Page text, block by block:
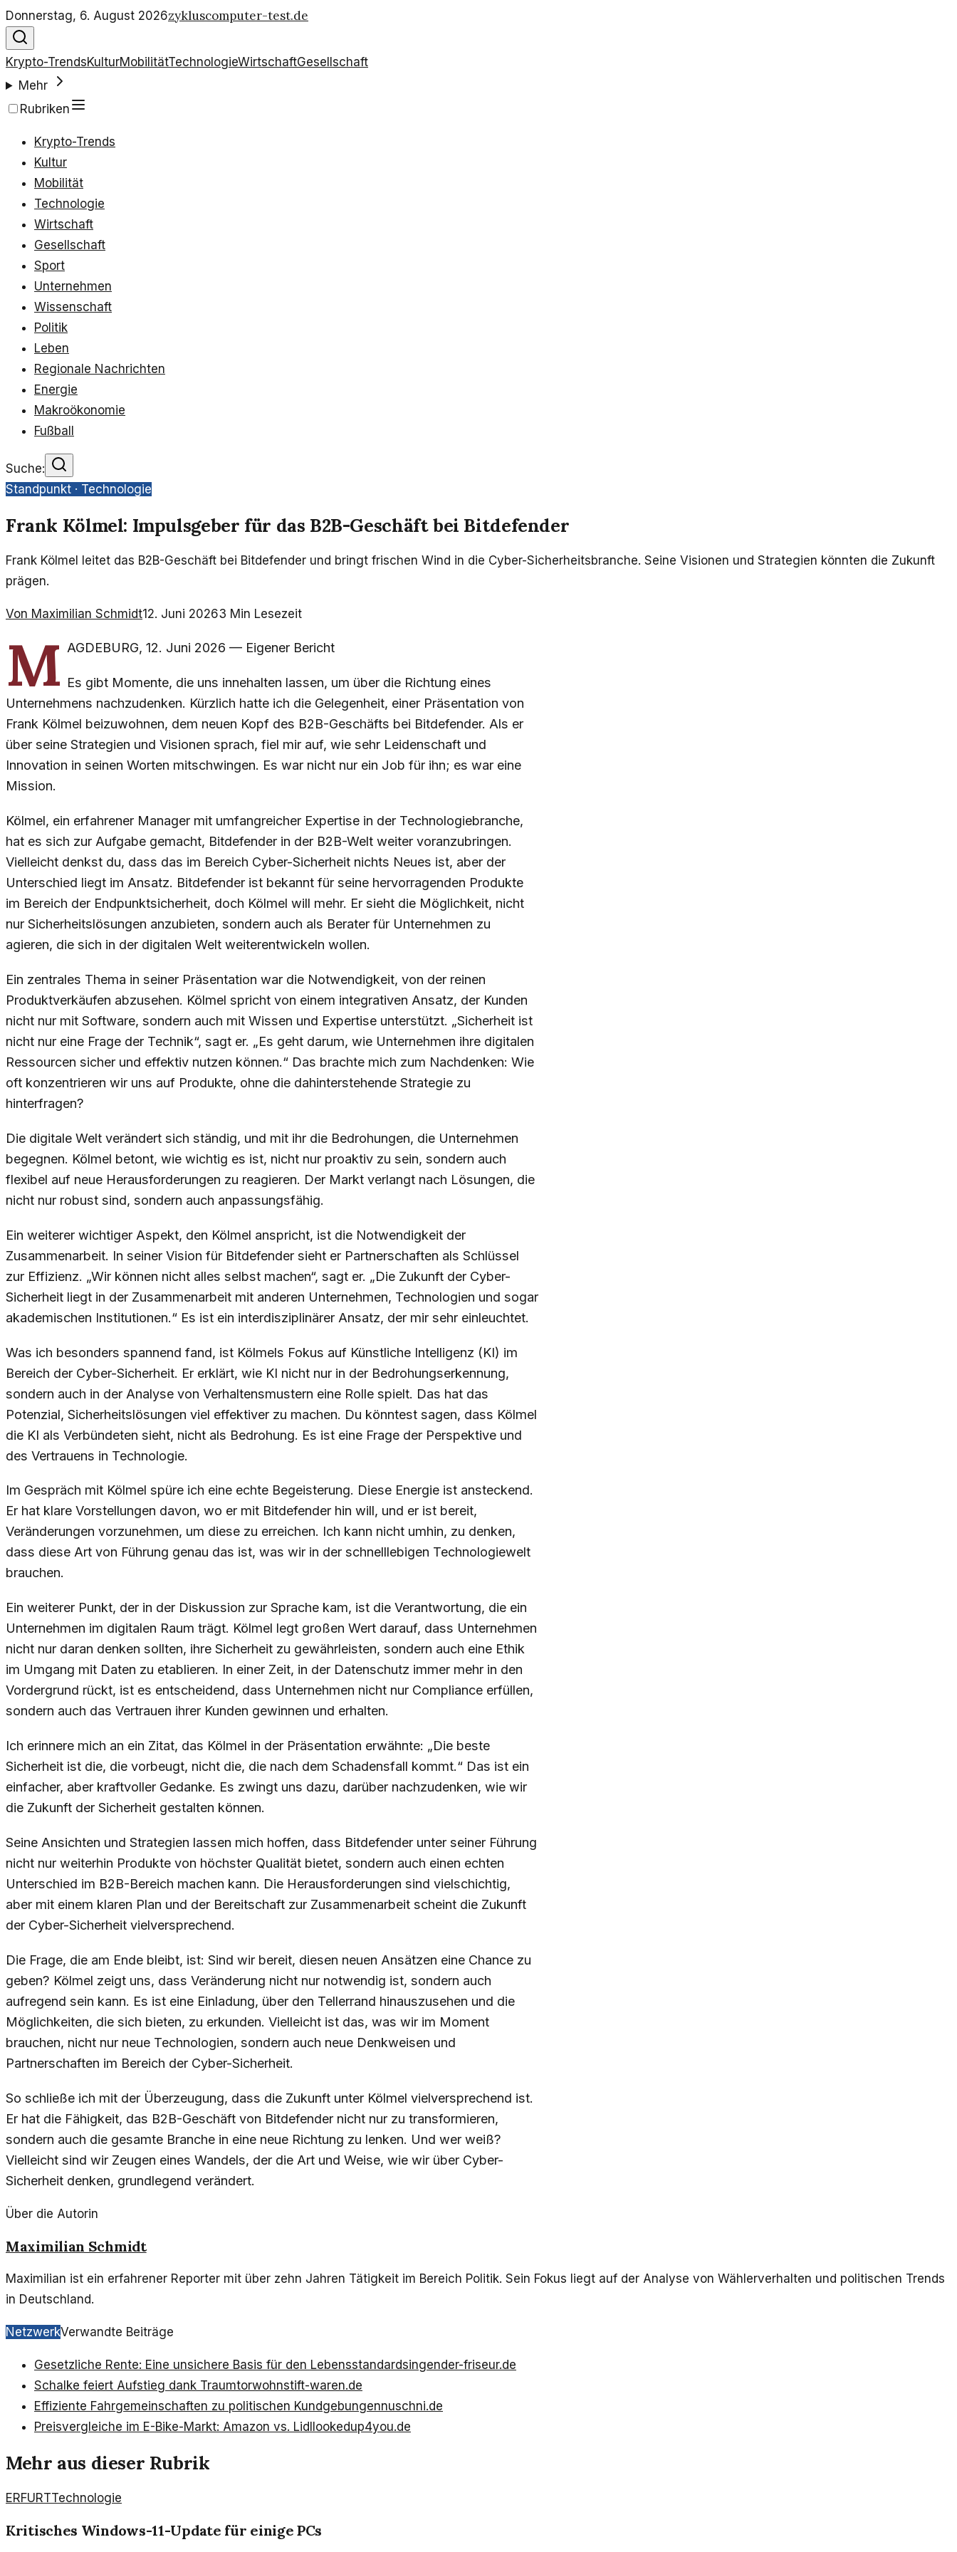
Donnerstag, 6. August 2026zykluscomputer-test.de
Krypto-TrendsKulturMobilitätTechnologieWirtschaftGesellschaft
Mehr
Rubriken
Krypto-Trends
Kultur
Mobilität
Technologie
Wirtschaft
Gesellschaft
Sport
Unternehmen
Wissenschaft
Politik
Leben
Regionale Nachrichten
Energie
Makroökonomie
Fußball
Suche:
Standpunkt · Technologie
Frank Kölmel: Impulsgeber für das B2B-Geschäft bei Bitdefender
Frank Kölmel leitet das B2B-Geschäft bei Bitdefender und bringt frischen Wind in die Cyber-Sicherheitsbranche. Seine Visionen und Strategien könnten die Zukunft
prägen.
Von Maximilian Schmidt12. Juni 20263 Min Lesezeit
M AGDEBURG, 12. Juni 2026 — Eigener Bericht
Es gibt Momente, die uns innehalten lassen, um über die Richtung eines
Unternehmens nachzudenken. Kürzlich hatte ich die Gelegenheit, einer Präsentation von
Frank Kölmel beizuwohnen, dem neuen Kopf des B2B-Geschäfts bei Bitdefender. Als er
über seine Strategien und Visionen sprach, fiel mir auf, wie sehr Leidenschaft und
Innovation in seinen Worten mitschwingen. Es war nicht nur ein Job für ihn; es war eine
Mission.
Kölmel, ein erfahrener Manager mit umfangreicher Expertise in der Technologiebranche,
hat es sich zur Aufgabe gemacht, Bitdefender in der B2B-Welt weiter voranzubringen.
Vielleicht denkst du, dass das im Bereich Cyber-Sicherheit nichts Neues ist, aber der
Unterschied liegt im Ansatz. Bitdefender ist bekannt für seine hervorragenden Produkte
im Bereich der Endpunktsicherheit, doch Kölmel will mehr. Er sieht die Möglichkeit, nicht
nur Sicherheitslösungen anzubieten, sondern auch als Berater für Unternehmen zu
agieren, die sich in der digitalen Welt weiterentwickeln wollen.
Ein zentrales Thema in seiner Präsentation war die Notwendigkeit, von der reinen
Produktverkäufen abzusehen. Kölmel spricht von einem integrativen Ansatz, der Kunden
nicht nur mit Software, sondern auch mit Wissen und Expertise unterstützt. „Sicherheit ist
nicht nur eine Frage der Technik“, sagt er. „Es geht darum, wie Unternehmen ihre digitalen
Ressourcen sicher und effektiv nutzen können.“ Das brachte mich zum Nachdenken: Wie
oft konzentrieren wir uns auf Produkte, ohne die dahinterstehende Strategie zu
hinterfragen?
Die digitale Welt verändert sich ständig, und mit ihr die Bedrohungen, die Unternehmen
begegnen. Kölmel betont, wie wichtig es ist, nicht nur proaktiv zu sein, sondern auch
flexibel auf neue Herausforderungen zu reagieren. Der Markt verlangt nach Lösungen, die
nicht nur robust sind, sondern auch anpassungsfähig.
Ein weiterer wichtiger Aspekt, den Kölmel anspricht, ist die Notwendigkeit der
Zusammenarbeit. In seiner Vision für Bitdefender sieht er Partnerschaften als Schlüssel
zur Effizienz. „Wir können nicht alles selbst machen“, sagt er. „Die Zukunft der Cyber-
Sicherheit liegt in der Zusammenarbeit mit anderen Unternehmen, Technologien und sogar
akademischen Institutionen.“ Es ist ein interdisziplinärer Ansatz, der mir sehr einleuchtet.
Was ich besonders spannend fand, ist Kölmels Fokus auf Künstliche Intelligenz (KI) im
Bereich der Cyber-Sicherheit. Er erklärt, wie KI nicht nur in der Bedrohungserkennung,
sondern auch in der Analyse von Verhaltensmustern eine Rolle spielt. Das hat das
Potenzial, Sicherheitslösungen viel effektiver zu machen. Du könntest sagen, dass Kölmel
die KI als Verbündeten sieht, nicht als Bedrohung. Es ist eine Frage der Perspektive und
des Vertrauens in Technologie.
Im Gespräch mit Kölmel spüre ich eine echte Begeisterung. Diese Energie ist ansteckend.
Er hat klare Vorstellungen davon, wo er mit Bitdefender hin will, und er ist bereit,
Veränderungen vorzunehmen, um diese zu erreichen. Ich kann nicht umhin, zu denken,
dass diese Art von Führung genau das ist, was wir in der schnelllebigen Technologiewelt
brauchen.
Ein weiterer Punkt, der in der Diskussion zur Sprache kam, ist die Verantwortung, die ein
Unternehmen im digitalen Raum trägt. Kölmel legt großen Wert darauf, dass Unternehmen
nicht nur daran denken sollten, ihre Sicherheit zu gewährleisten, sondern auch eine Ethik
im Umgang mit Daten zu etablieren. In einer Zeit, in der Datenschutz immer mehr in den
Vordergrund rückt, ist es entscheidend, dass Unternehmen nicht nur Compliance erfüllen,
sondern auch das Vertrauen ihrer Kunden gewinnen und erhalten.
Ich erinnere mich an ein Zitat, das Kölmel in der Präsentation erwähnte: „Die beste
Sicherheit ist die, die vorbeugt, nicht die, die nach dem Schadensfall kommt.“ Das ist ein
einfacher, aber kraftvoller Gedanke. Es zwingt uns dazu, darüber nachzudenken, wie wir
die Zukunft der Sicherheit gestalten können.
Seine Ansichten und Strategien lassen mich hoffen, dass Bitdefender unter seiner Führung
nicht nur weiterhin Produkte von höchster Qualität bietet, sondern auch einen echten
Unterschied im B2B-Bereich machen kann. Die Herausforderungen sind vielschichtig,
aber mit einem klaren Plan und der Bereitschaft zur Zusammenarbeit scheint die Zukunft
der Cyber-Sicherheit vielversprechend.
Die Frage, die am Ende bleibt, ist: Sind wir bereit, diesen neuen Ansätzen eine Chance zu
geben? Kölmel zeigt uns, dass Veränderung nicht nur notwendig ist, sondern auch
aufregend sein kann. Es ist eine Einladung, über den Tellerrand hinauszusehen und die
Möglichkeiten, die sich bieten, zu erkunden. Vielleicht ist das, was wir im Moment
brauchen, nicht nur neue Technologien, sondern auch neue Denkweisen und
Partnerschaften im Bereich der Cyber-Sicherheit.
So schließe ich mit der Überzeugung, dass die Zukunft unter Kölmel vielversprechend ist.
Er hat die Fähigkeit, das B2B-Geschäft von Bitdefender nicht nur zu transformieren,
sondern auch die gesamte Branche in eine neue Richtung zu lenken. Und wer weiß?
Vielleicht sind wir Zeugen eines Wandels, der die Art und Weise, wie wir über Cyber-
Sicherheit denken, grundlegend verändert.
Über die Autorin
Maximilian Schmidt
Maximilian ist ein erfahrener Reporter mit über zehn Jahren Tätigkeit im Bereich Politik. Sein Fokus liegt auf der Analyse von Wählerverhalten und politischen Trends
in Deutschland.
NetzwerkVerwandte Beiträge
Gesetzliche Rente: Eine unsichere Basis für den Lebensstandardsingender-friseur.de
Schalke feiert Aufstieg dank Traumtorwohnstift-waren.de
Effiziente Fahrgemeinschaften zu politischen Kundgebungennuschni.de
Preisvergleiche im E-Bike-Markt: Amazon vs. Lidllookedup4you.de
Mehr aus dieser Rubrik
ERFURTTechnologie
Kritisches Windows-11-Update für einige PCs